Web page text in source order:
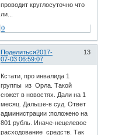
проводит круглосуточно что
ли...
0
Поделиться 13
2017-
07-03 06:59:07
Кстати, про инвалида 1
группы из Орла. Такой
сюжет в новостях. Дали на 1
месяц. Дальше-в суд. Ответ
администрации :положено на
801 рубль. Иначе-нецелевое
расходование средств. Так